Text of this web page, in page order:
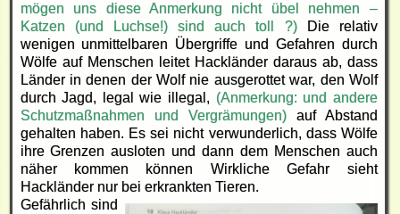
mögen uns diese Anmerkung nicht übel nehmen –
Katzen (und Luchse!) sind auch toll ?)Die relativ
wenigen unmittelbaren Übergriffe und Gefahren durch
Wölfe auf Menschen leitet Hackländer daraus ab, dass
Länder in denen der Wolf nie ausgerottet war, den Wolf
durch Jagd, legal wie illegal, (Anmerkung: und andere
Schutzmaßnahmen und Vergrämungen)auf Abstand
gehalten haben. Es sei nicht verwunderlich, dass Wölfe
ihre Grenzen ausloten und dann dem Menschen auch
näher kommen können Wirkliche Gefahr sieht
Hackländer nur bei erkrankten Tieren.
Gefährlich sind